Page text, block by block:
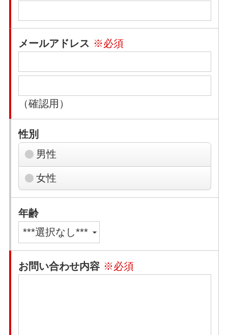
メールアドレス ※必須
（確認用）
性別
男性
女性
年齢
お問い合わせ内容 ※必須